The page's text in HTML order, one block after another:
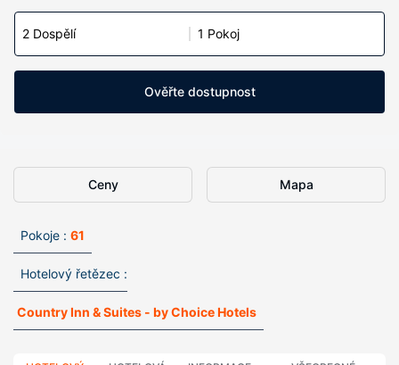
2 Dospělí 1 Pokoj
Ověřte dostupnost
Ceny Mapa
Pokoje : 61
Hotelový řetězec :
Country Inn & Suites - by Choice Hotels